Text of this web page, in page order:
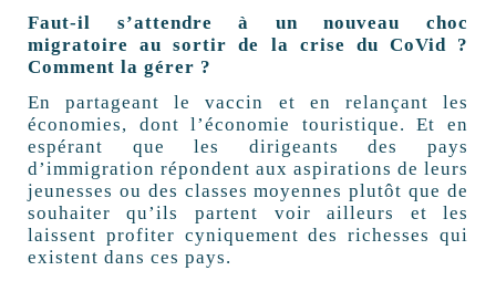
Faut-il s’attendre à un nouveau choc
migratoire au sortir de la crise du CoVid ?
Comment la gérer ?
En partageant le vaccin et en relançant les
économies, dont l’économie touristique. Et en
espérant que les dirigeants des pays
d’immigration répondent aux aspirations de leurs
jeunesses ou des classes moyennes plutôt que de
souhaiter qu’ils partent voir ailleurs et les
laissent profiter cyniquement des richesses qui
existent dans ces pays.